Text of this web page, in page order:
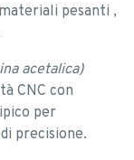
pesanti ,
acetalica)
CNC con
per
precisione.